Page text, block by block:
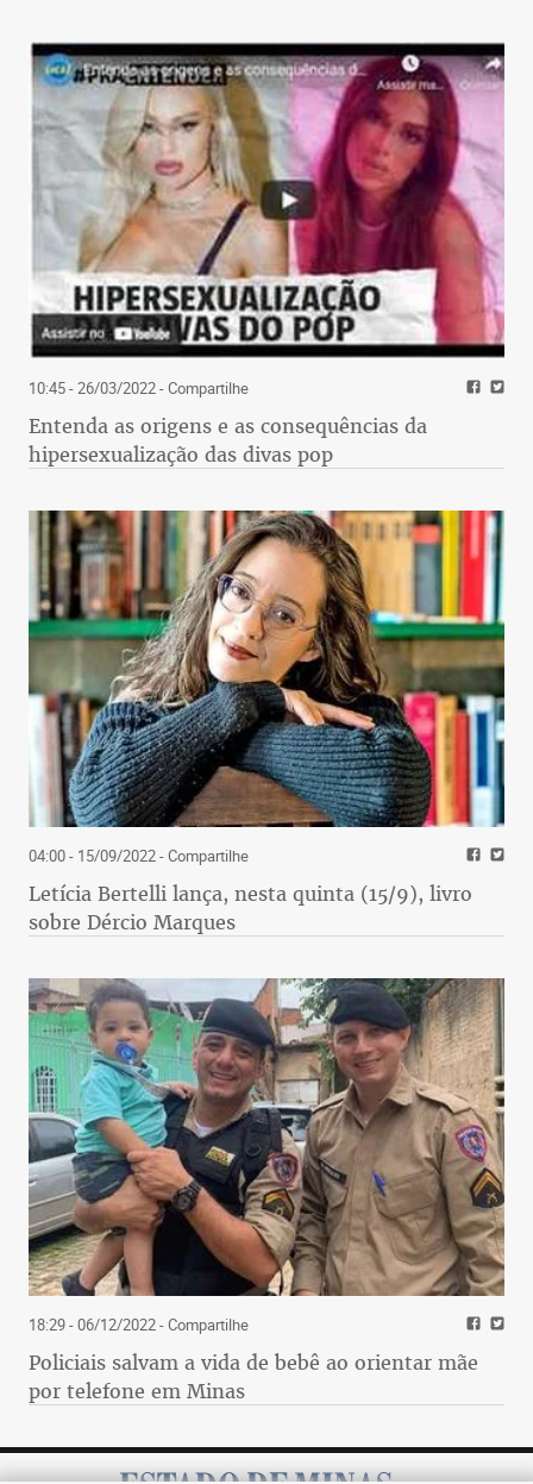
10:45 - 26/03/2022- Compartilhe
Entenda as origens e as consequências da
hipersexualização das divas pop
04:00 - 15/09/2022- Compartilhe
Letícia Bertelli lança, nesta quinta (15/9), livro
sobre Dércio Marques
18:29 - 06/12/2022- Compartilhe
Policiais salvam a vida de bebê ao orientar mãe
por telefone em Minas